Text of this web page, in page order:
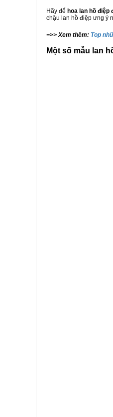
Hãy để hoa lan hồ điệp
chậu lan hồ điệp ưng ý
=>> Xem thêm: Top
Một số mẫu lan